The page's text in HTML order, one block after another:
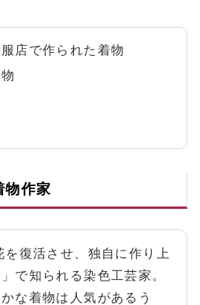
店で作られた着物
物作家
を復活させ、独自に作り上
で知られる染色工芸家。
な着物は人気があるう